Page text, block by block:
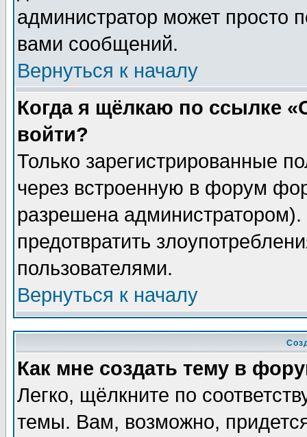
администратор может просто
вами сообщений.
Вернуться к началу
Когда я щёлкаю по ссылке
войти?
Только зарегистрированные
через встроенную в форум
разрешена
предотвратить
пользователями.
Вернуться к началу
Как мне создать тему в
Легко, щёлкните по
темы. Вам, возможно,